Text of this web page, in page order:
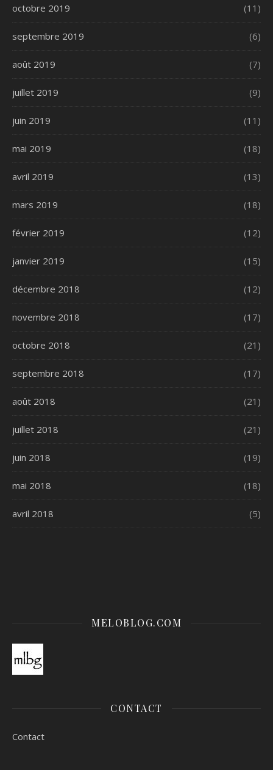
octobre 2019 (11)
septembre 2019 (6)
août 2019 (7)
juillet 2019 (9)
juin 2019 (11)
mai 2019 (18)
avril 2019 (13)
mars 2019 (18)
février 2019 (12)
janvier 2019 (15)
décembre 2018 (12)
novembre 2018 (17)
octobre 2018 (21)
septembre 2018 (17)
août 2018 (21)
juillet 2018 (21)
juin 2018 (19)
mai 2018 (18)
avril 2018 (5)
MELOBLOG.COM
CONTACT
Contact